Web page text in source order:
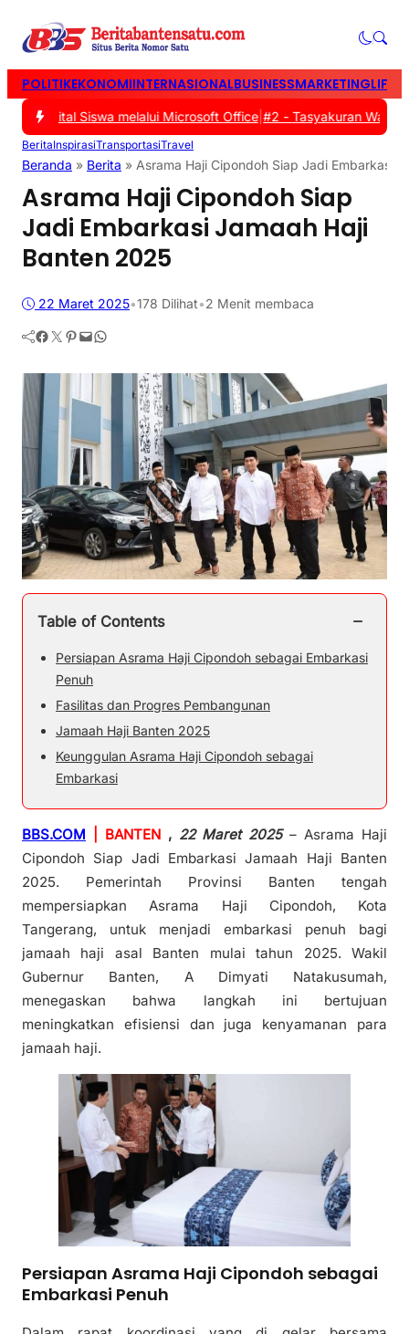
POLITIKEKONOMIINTERNASIONALBUSINESSMARKETING
Digital Siswa melalui Microsoft Office|#2 -Tasyakuran Warga
BeritaInspirasiTransportasiTravel
Beranda » Berita » Asrama Haji Cipondoh Siap Jadi Embarkasi
Asrama Haji Cipondoh Siap
Jadi Embarkasi Jamaah Haji
Banten 2025
22 Maret 2025•178 Dilihat•2 Menit membaca
Facebook Twitter Pinterest Mail WhatsApp
Table of Contents −
Persiapan Asrama Haji Cipondoh sebagai Embarkasi
Penuh
Fasilitas dan Progres Pembangunan
Jamaah Haji Banten 2025
Keunggulan Asrama Haji Cipondoh sebagai
Embarkasi
BBS.COM | BANTEN, 22 Maret 2025– Asrama Haji
Cipondoh Siap Jadi Embarkasi Jamaah Haji Banten
2025. Pemerintah Provinsi Banten tengah
mempersiapkan Asrama Haji Cipondoh, Kota
Tangerang, untuk menjadi embarkasi penuh bagi
jamaah haji asal Banten mulai tahun 2025. Wakil
Gubernur Banten, A Dimyati Natakusumah,
menegaskan bahwa langkah ini bertujuan
meningkatkan efisiensi dan juga kenyamanan para
jamaah haji.
Persiapan Asrama Haji Cipondoh sebagai
Embarkasi Penuh